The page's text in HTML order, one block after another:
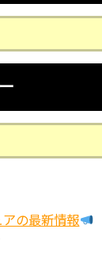
アの最新情報